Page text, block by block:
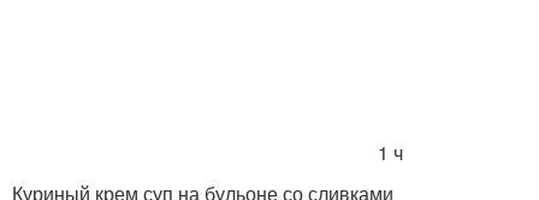
1 ч
Куриный крем суп на бульоне со сливками